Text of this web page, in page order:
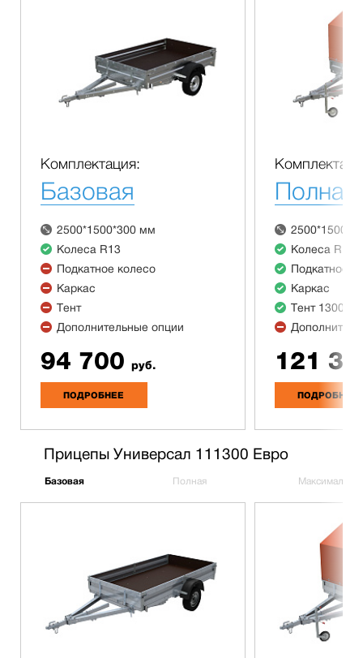
Комплектация:
Базовая
2500*1500*300 мм
Колеса R13
Подкатное колесо
Каркас
Тент
Дополнительные опции
94 700 руб.
ПОДРОБНЕЕ
Полная
Колеса R13
Подкатное
Каркас
Тент 1300 мм
121
ПОДРОБНЕЕ
Прицепы Универсал 111300 Евро
Базовая Полная Максимальная